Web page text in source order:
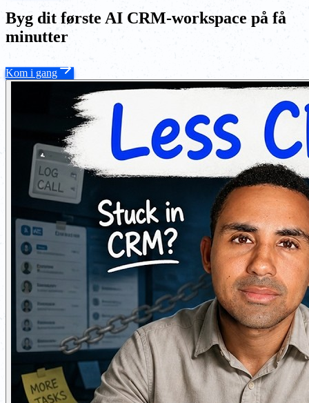
Byg dit første AI CRM-workspace på få
minutter
Kom i gang